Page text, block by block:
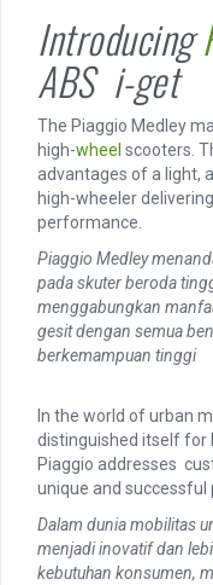
Introducing
ABS i-get
The Piaggio Medley
high-wheel scooters.
advantages of a light,
high-wheeler
performance.
Piaggio Medley
pada skuter beroda
menggabungkan
gesit dengan semua
berkemampuan tinggi
In the world of urban
distinguished itself for
Piaggio addresses
unique and successful
Dalam dunia mobilitas
menjadi inovatif dan
kebutuhan konsumen,